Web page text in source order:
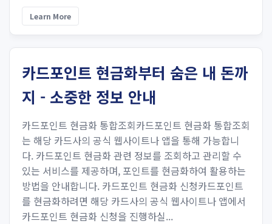
Learn More
카드포인트 현금화부터 숨은 내 돈까
지 - 소중한 정보 안내
카드포인트 현금화 통합조회카드포인트 현금화 통합조회
는 해당 카드사의 공식 웹사이트나 앱을 통해 가능합니
다. 카드포인트 현금화 관련 정보를 조회하고 관리할 수
있는 서비스를 제공하며, 포인트를 현금화하여 활용하는
방법을 안내합니다. 카드포인트 현금화 신청카드포인트
를 현금화하려면 해당 카드사의 공식 웹사이트나 앱에서
카드포인트 현금화 신청을 진행하실...